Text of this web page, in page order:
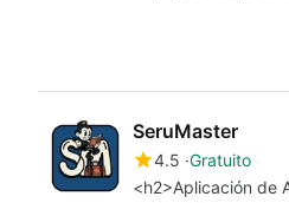
SeruMaster
4.5 Gratuito
<h2>Aplicación de